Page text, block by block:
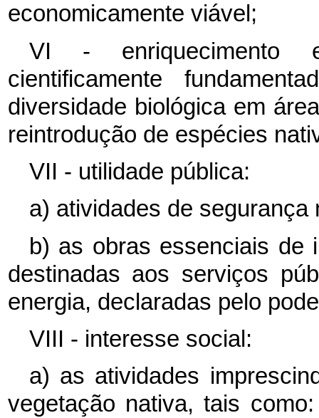
economicamente viável;
VI - enriquecimento
cientificamente
diversidade biológica em
reintrodução de espécies
VII - utilidade pública:
a) atividades de
b) as obras essenciais de
destinadas aos serviços
energia, declaradas pelo
VIII - interesse social:
a) as atividades
vegetação nativa, tais